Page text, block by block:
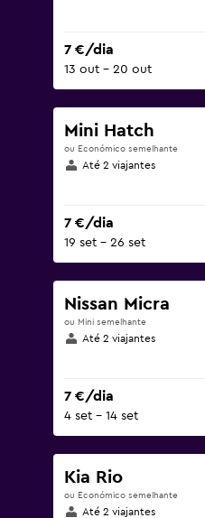
7 €/dia
13 out – 20 out
Mini Hatch
ou Económico semelhante
Até 2 viajantes
7 €/dia
19 set – 26 set
Nissan Micra
ou Mini semelhante
Até 2 viajantes
7 €/dia
4 set – 14 set
Kia Rio
ou Económico semelhante
Até 2 viajantes